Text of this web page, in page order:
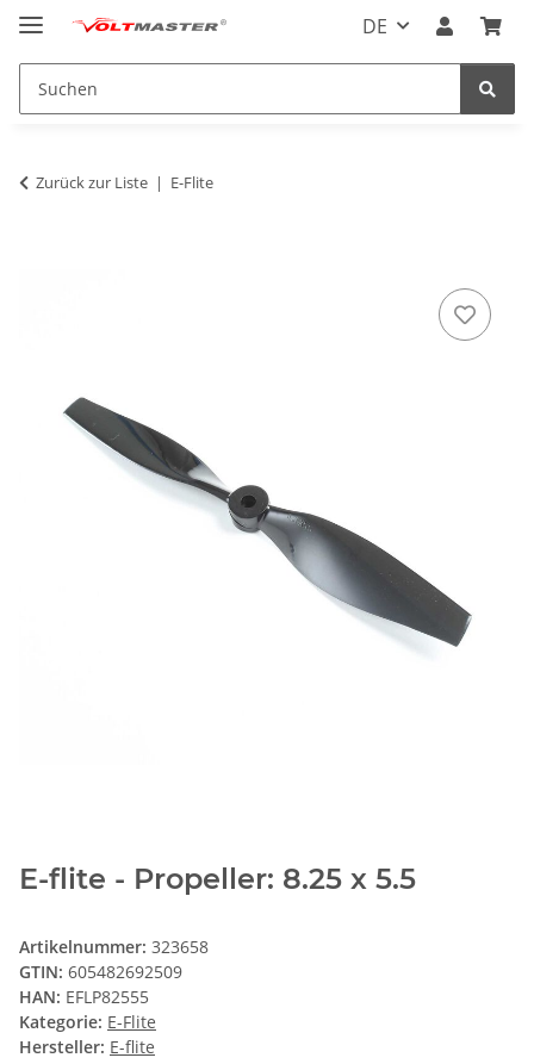
DE
Zurück zur Liste E-Flite
E-flite - Propeller: 8.25 x 5.5
Artikelnummer: 323658
GTIN: 605482692509
HAN: EFLP82555
Kategorie: E-Flite
Hersteller: E-flite